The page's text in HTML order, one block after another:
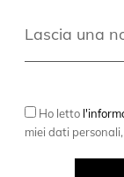
Ho letto
miei dati